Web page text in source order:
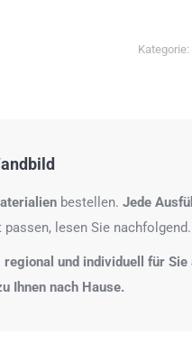
Kategorie:
bestellen. Jede
lesen Sie nachfolgend.
und individuell für
Ihnen nach Hause.